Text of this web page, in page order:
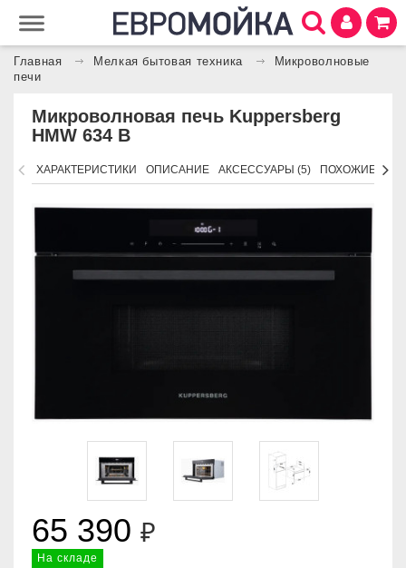
Главная Мелкая бытовая техника
Микроволновые
печи
Микроволновая печь Kuppersberg
HMW 634 B
ХАРАКТЕРИСТИКИ ОПИСАНИЕ АКСЕССУАРЫ (5) ПОХОЖИЕ
65 390 ₽
На складе